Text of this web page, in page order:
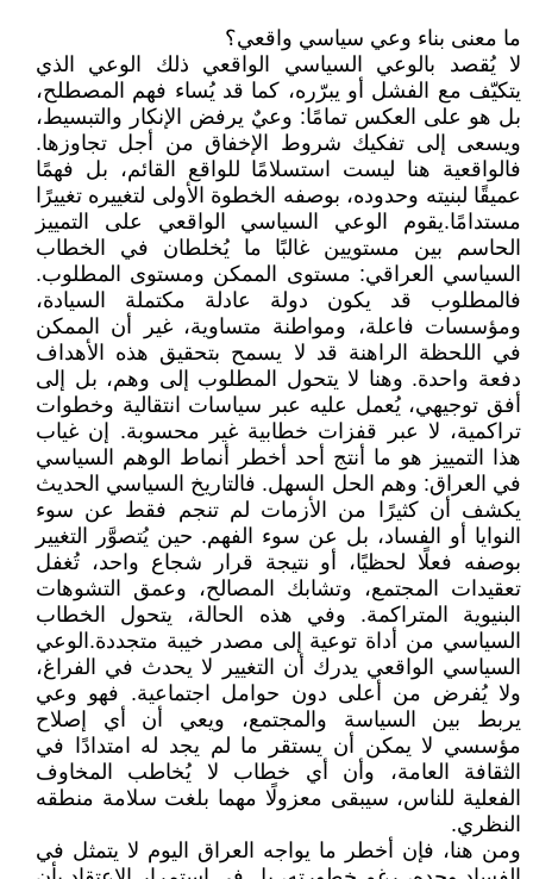
ما معنى بناء وعي سياسي واقعي؟
لا يُقصد بالوعي السياسي الواقعي ذلك الوعي الذي
يتكيّف مع الفشل أو يبرّره، كما قد يُساء فهم المصطلح،
بل هو على العكس تمامًا: وعيٌ يرفض الإنكار والتبسيط،
ويسعى إلى تفكيك شروط الإخفاق من أجل تجاوزها.
فالواقعية هنا ليست استسلامًا للواقع القائم، بل فهمًا
عميقًا لبنيته وحدوده، بوصفه الخطوة الأولى لتغييره تغييرًا
مستدامًا.يقوم الوعي السياسي الواقعي على التمييز
الحاسم بين مستويين غالبًا ما يُخلطان في الخطاب
السياسي العراقي: مستوى الممكن ومستوى المطلوب.
فالمطلوب قد يكون دولة عادلة مكتملة السيادة،
ومؤسسات فاعلة، ومواطنة متساوية، غير أن الممكن
في اللحظة الراهنة قد لا يسمح بتحقيق هذه الأهداف
دفعة واحدة. وهنا لا يتحول المطلوب إلى وهم، بل إلى
أفق توجيهي، يُعمل عليه عبر سياسات انتقالية وخطوات
تراكمية، لا عبر قفزات خطابية غير محسوبة. إن غياب
هذا التمييز هو ما أنتج أحد أخطر أنماط الوهم السياسي
في العراق: وهم الحل السهل. فالتاريخ السياسي الحديث
يكشف أن كثيرًا من الأزمات لم تنجم فقط عن سوء
النوايا أو الفساد، بل عن سوء الفهم. حين يُتصوَّر التغيير
بوصفه فعلًا لحظيًا، أو نتيجة قرار شجاع واحد، تُغفل
تعقيدات المجتمع، وتشابك المصالح، وعمق التشوهات
البنيوية المتراكمة. وفي هذه الحالة، يتحول الخطاب
السياسي من أداة توعية إلى مصدر خيبة متجددة.الوعي
السياسي الواقعي يدرك أن التغيير لا يحدث في الفراغ،
ولا يُفرض من أعلى دون حوامل اجتماعية. فهو وعي
يربط بين السياسة والمجتمع، ويعي أن أي إصلاح
مؤسسي لا يمكن أن يستقر ما لم يجد له امتدادًا في
الثقافة العامة، وأن أي خطاب لا يُخاطب المخاوف
الفعلية للناس، سيبقى معزولًا مهما بلغت سلامة منطقه
النظري.
ومن هنا، فإن أخطر ما يواجه العراق اليوم لا يتمثل في